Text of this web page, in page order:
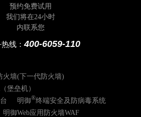
预约免费试用
我们将在24小时
内联系您
热线：400-6059-110
火墙(下一代防火墙)
堡垒机）
明御®终端安全及防病毒系统
明御Web应用防火墙WAF